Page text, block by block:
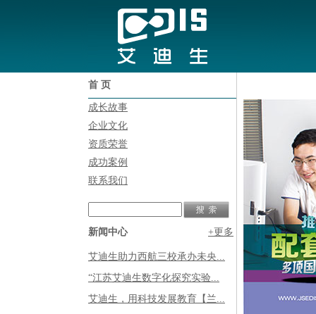
首 页
成长故事
企业文化
资质荣誉
成功案例
联系我们
新闻中心 +更多
艾迪生助力西航三校承办未央...
“江苏艾迪生数字化探究实验...
艾迪生，用科技发展教育【兰...